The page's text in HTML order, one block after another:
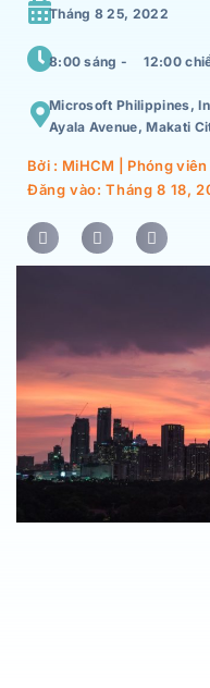
Tháng 8 25, 2022
8:00 sáng - 12:00
Microsoft Philippines,
Ayala Avenue, Makati
Bởi : MiHCM | Phóng viên
Đăng vào: Tháng 8 18,